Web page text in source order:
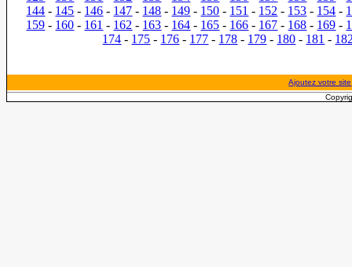
144 - 145 - 146 - 147 - 148 - 149 - 150 - 151 - 152 - 153 - 154 -
159 - 160 - 161 - 162 - 163 - 164 - 165 - 166 - 167 - 168 - 169 -
174 - 175 - 176 - 177 - 178 - 179 - 180 - 181 -
Ajoutez votre site